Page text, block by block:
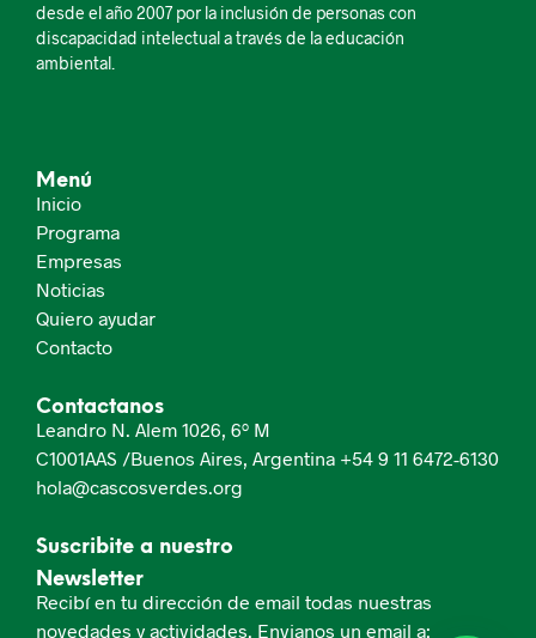
desde el año 2007 por la inclusión de personas con
discapacidad intelectual a través de la educación
ambiental.
Menú
Inicio
Programa
Empresas
Noticias
Quiero ayudar
Contacto
Contactanos
Leandro N. Alem 1026, 6º M
C1001AAS /Buenos Aires, Argentina +54 9 11 6472-6130
hola@cascosverdes.org
Suscribite a nuestro
Newsletter
Recibí en tu dirección de email todas nuestras
novedades y actividades. Envianos un email a: